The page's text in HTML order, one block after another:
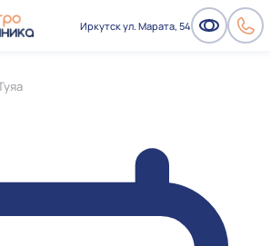
Иркутск ул. Марата, 54